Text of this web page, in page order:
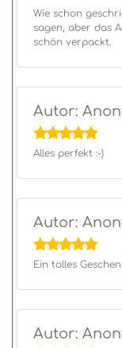
Wie schon
sagen, aber das
schön verpackt.
Autor:
Alles perfekt :-)
Autor:
Ein tolles
Autor: